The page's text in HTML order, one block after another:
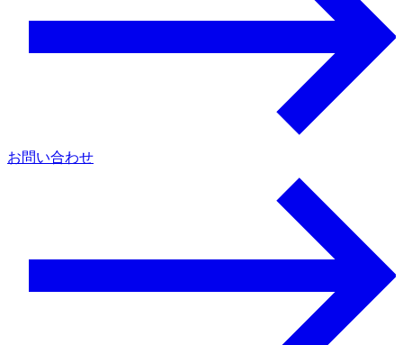
お問い合わせ